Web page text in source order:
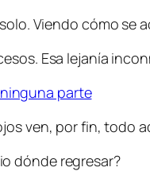
Viendo cómo
Esa lejanía
parte
ven, por fin,
dónde regresar?